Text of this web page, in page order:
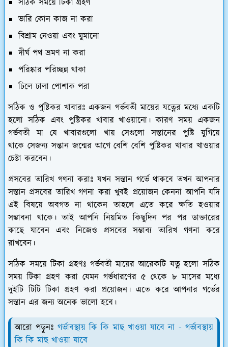
ভারি কোন কাজ না করা
বিশ্রাম নেওয়া এবং ঘুমানো
দীর্ঘ পথ ভ্রমণ না করা
পরিষ্কার পরিচ্ছন্ন থাকা
ঢিলে ঢালা পোশাক পরা
সঠিক ও পুষ্টিকর খাবারঃ একজন গর্ভবতী মায়ের যত্নের মধ্যে একটি
হলো সঠিক এবং পুষ্টিকর খাবার খাওয়ানো। কারণ সময় একজন
গর্ভবতী মা যে খাবারগুলো খায় সেগুলো সন্তানের পুষ্টি যুগিয়ে
থাকে সেজন্য সন্তান জন্মের আগে বেশি বেশি পুষ্টিকর খাবার খাওয়ার
চেষ্টা করবেন।
প্রসবের তারিখ গণনা করাঃ যখন সন্তান গর্ভে থাকবে তখন আপনার
সন্তান প্রসবের তারিখ গণনা করা খুবই প্রয়োজন কেননা আপনি যদি
এই বিষয়ে অবগত না থাকেন তাহলে এতে করে ক্ষতি হওয়ার
সম্ভাবনা থাকে। তাই আপনি নিয়মিত কিছুদিন পর পর ডাক্তারের
কাছে যাবেন এবং নিজেও প্রসবের সম্ভাব্য তারিখ গণনা করে
রাখবেন।
সঠিক সময়ে টিকা গ্রহণঃ গর্ভবতী মায়ের আরেকটি যত্ন হলো সঠিক
সময় টিকা গ্রহণ করা যেমন গর্ভধারণের ৫ থেকে ৮ মাসের মধ্যে
দুইটি টিটি টিকা গ্রহণ করা প্রয়োজন। এতে করে আপনার গর্ভের
সন্তান এর জন্য অনেক ভালো হবে।
আরো পড়ুনঃ গর্ভাবস্থায় কি কি মাছ খাওয়া যাবে না - গর্ভাবস্থায়
কি কি মাছ খাওয়া যাবে